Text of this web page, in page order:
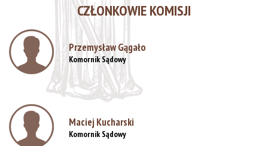
CZŁONKOWIE KOMISJI
Przemysław Gągało
Komornik Sądowy
Maciej Kucharski
Komornik Sądowy